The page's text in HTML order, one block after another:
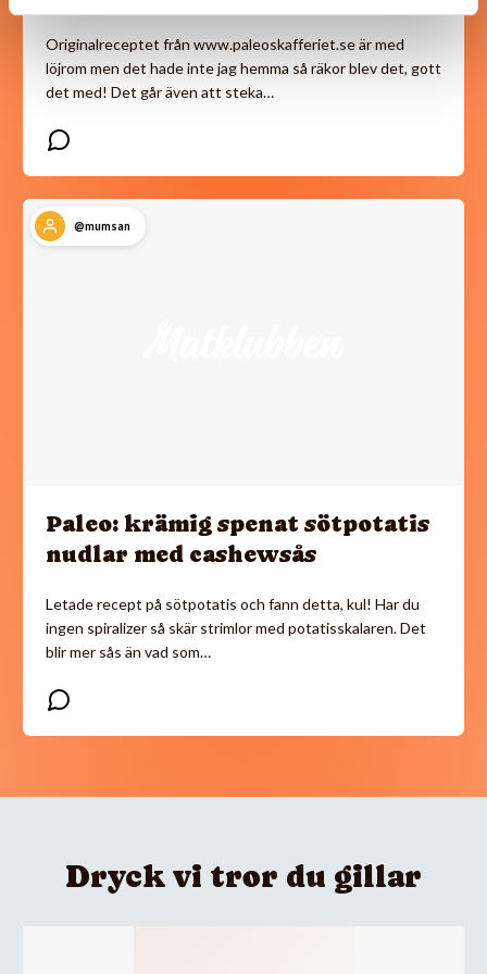
Originalreceptet från www.paleoskafferiet.se är med
löjrom men det hade inte jag hemma så räkor blev det, gott
det med! Det går även att steka…
@mumsan
Paleo: krämig spenat sötpotatis
nudlar med cashewsås
Letade recept på sötpotatis och fann detta, kul! Har du
ingen spiralizer så skär strimlor med potatisskalaren. Det
blir mer sås än vad som…
Dryck vi tror du gillar